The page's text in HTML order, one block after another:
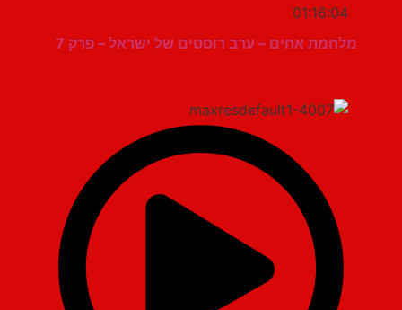
01:16:04
מלחמת אחים – ערב רוסטים של ישראל – פרק 7